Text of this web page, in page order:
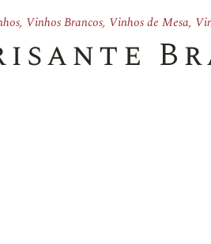
, Vinhos Brancos, Vinhos de Mesa,